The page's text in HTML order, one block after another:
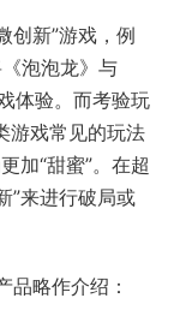
创新”游戏，例
泡泡龙》与
体验。而考验玩
游戏常见的玩法
加“甜蜜”。在超
”来进行破局或
略作介绍：